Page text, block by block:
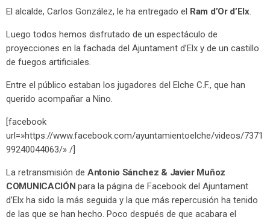
El alcalde, Carlos González, le ha entregado el Ram d’Or d’Elx.
Luego todos hemos disfrutado de un espectáculo de
proyecciones en la fachada del Ajuntament d’Elx y de un castillo
de fuegos artificiales.
Entre el público estaban los jugadores del Elche C.F., que han
querido acompañar a Nino.
[facebook
url=»https://www.facebook.com/ayuntamientoelche/videos/7371
99240044063/» /]
La retransmisión de Antonio Sánchez & Javier Muñoz
COMUNICACIÓN para la página de Facebook del Ajuntament
d’Elx ha sido la más seguida y la que más repercusión ha tenido
de las que se han hecho. Poco después de que acabara el